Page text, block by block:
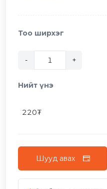
Тоо ширхэг
- +
Нийт үнэ
220₮
Шууд авах